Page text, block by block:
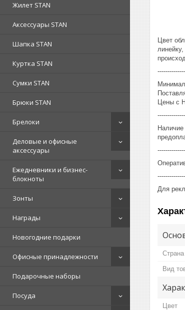
Жилет STAN
Аксессуары STAN
Шапка STAN
Куртка STAN
Сумки STAN
Брюки STAN
Брелоки
Деловые и офисные
аксессуары
Ежедневники и бизнес-
блокноты
Зонты
Награды
Новогодние подарки
Офисные принадлежности
Подарочные наборы
Посуда
Цвет
Цены с
Для
Вид
Цвет